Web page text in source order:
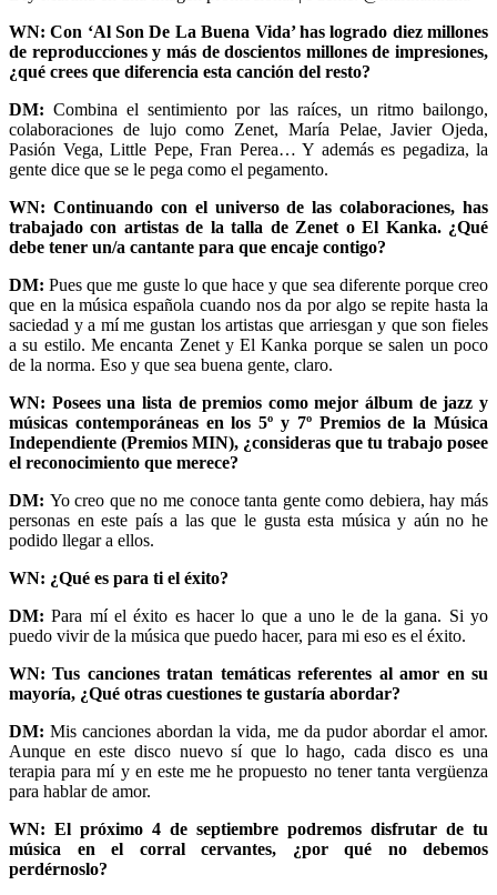
WN: Con ‘Al Son De La Buena Vida’ has logrado diez millones
de reproducciones y más de doscientos millones de impresiones,
¿qué crees que diferencia esta canción del resto?
DM:Combina el sentimiento por las raíces, un ritmo bailongo,
colaboraciones de lujo como Zenet, María Pelae, Javier Ojeda,
Pasión Vega, Little Pepe, Fran Perea… Y además es pegadiza, la
gente dice que se le pega como el pegamento.
WN: Continuando con el universo de las colaboraciones, has
trabajado con artistas de la talla de Zenet o El Kanka. ¿Qué
debe tener un/a cantante para que encaje contigo?
DM:Pues que me guste lo que hace y que sea diferente porque creo
que en la música española cuando nos da por algo se repite hasta la
saciedad y a mí me gustan los artistas que arriesgan y que son fieles
a su estilo. Me encanta Zenet y El Kanka porque se salen un poco
de la norma. Eso y que sea buena gente, claro.
WN: Posees una lista de premios como mejor álbum de jazz y
músicas contemporáneas en los 5º y 7º Premios de la Música
Independiente (Premios MIN), ¿consideras que tu trabajo posee
el reconocimiento que merece?
DM: Yo creo que no me conoce tanta gente como debiera, hay más
personas en este país a las que le gusta esta música y aún no he
podido llegar a ellos.
WN: ¿Qué es para ti el éxito?
DM:Para mí el éxito es hacer lo que a uno le de la gana. Si yo
puedo vivir de la música que puedo hacer, para mi eso es el éxito.
WN: Tus canciones tratan temáticas referentes al amor en su
mayoría, ¿Qué otras cuestiones te gustaría abordar?
DM:Mis canciones abordan la vida, me da pudor abordar el amor.
Aunque en este disco nuevo sí que lo hago, cada disco es una
terapia para mí y en este me he propuesto no tener tanta vergüenza
para hablar de amor.
WN: El próximo 4 de septiembre podremos disfrutar de tu
música en el corral cervantes, ¿por qué no debemos
perdérnoslo?